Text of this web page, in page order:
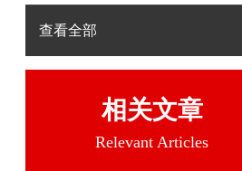
查看全部
相关文章
Relevant Articles